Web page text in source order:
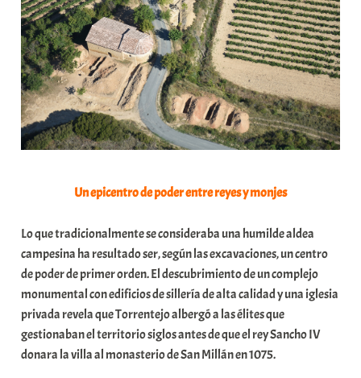
Un epicentro de poder entre reyes y monjes
Lo que tradicionalmente se consideraba una humilde aldea
campesina ha resultado ser, según las excavaciones, un centro
de poder de primer orden. El descubrimiento de un complejo
monumental con edificios de sillería de alta calidad y una iglesia
privada revela que Torrentejo albergó a las élites que
gestionaban el territorio siglos antes de que el rey Sancho IV
donara la villa al monasterio de San Millán en 1075.